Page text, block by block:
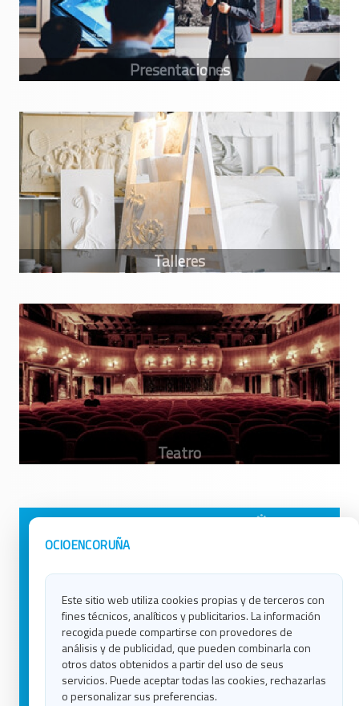
OCIOENCORUÑA
Este sitio web utiliza cookies propias y de terceros con
fines técnicos, analíticos y publicitarios. La información
recogida puede compartirse con provedores de
análisis y de publicidad, que pueden combinarla con
otros datos obtenidos a partir del uso de seus
servicios. Puede aceptar todas las cookies, rechazarlas
o personalizar sus preferencias.
Avisos Legales
Contacto
Política de Cookies
Ocio en Lugo
Ocio en Ourense
Ocio en Pontevedra
Ocio en Santiago
Ocio en Vigo
Blog